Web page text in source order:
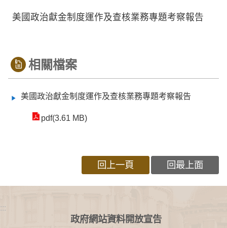
美國政治獻金制度運作及查核業務專題考察報告
相關檔案
美國政治獻金制度運作及查核業務專題考察報告
pdf(3.61 MB)
回上一頁 回最上面
:::
政府網站資料開放宣告